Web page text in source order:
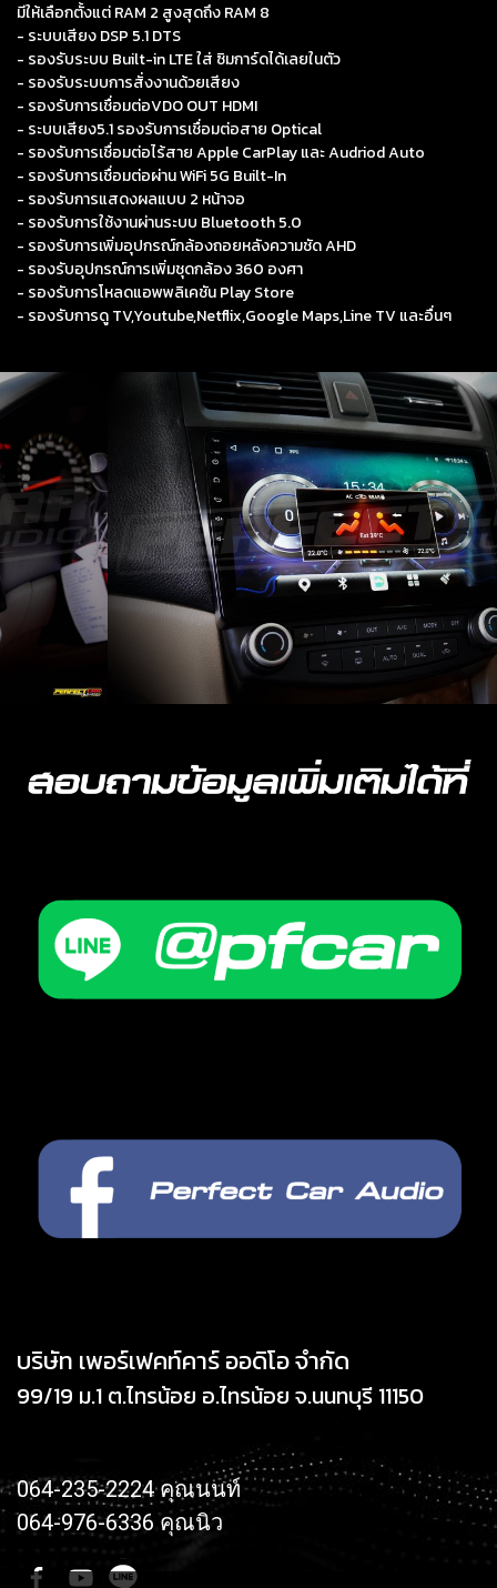
มีให้เลือกตั้งแต่ RAM 2 สูงสุดถึง RAM 8
- ระบบเสียง DSP 5.1 DTS
- รองรับระบบ Built-in LTE ใส่ ซิมการ์ดได้เลยในตัว
- รองรับระบบการสั่งงานด้วยเสียง
- รองรับการเชื่อมต่อVDO OUT HDMI
- ระบบเสียง5.1 รองรับการเชื่อมต่อสาย Optical
- รองรับการเชื่อมต่อไร้สาย Apple CarPlay และ Audriod Auto
- รองรับการเชื่อมต่อผ่าน WiFi 5G Built-In
- รองรับการแสดงผลแบบ 2 หน้าจอ
- รองรับการใช้งานผ่านระบบ Bluetooth 5.0
- รองรับการเพิ่มอุปกรณ์กล้องถอยหลังความชัด AHD
- รองรับอุปกรณ์การเพิ่มชุดกล้อง 360 องศา
- รองรับการโหลดแอพพลิเคชัน Play Store
- รองรับการดู TV,Youtube,Netflix,Google Maps,Line TV และอื่นๆ
บริษัท เพอร์เฟคท์คาร์ ออดิโอ จำกัด
99/19 ม.1 ต.ไทรน้อย อ.ไทรน้อย จ.นนทบุรี 11150
064-235-2224 คุณนนท์
064-976-6336 คุณนิว